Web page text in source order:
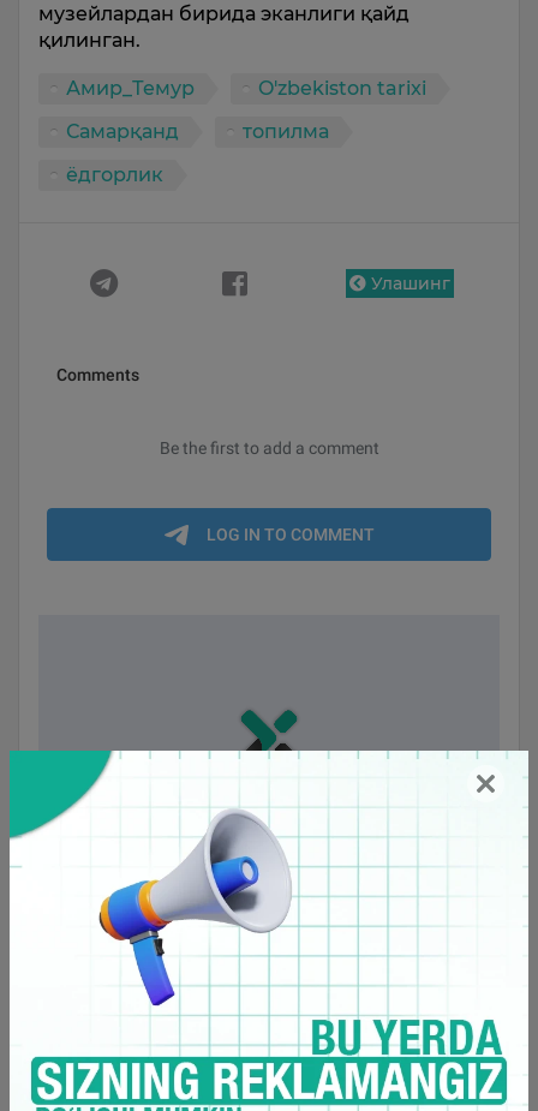
музейлар­дан бирида эканлиги қайд
қилинган.
Амир_Темур
O'zbekiston tarixi
Самарқанд
топилма
ёдгорлик
Улашинг